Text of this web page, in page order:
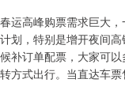
运高峰购票需求巨大
划，特别是增开夜间
补订单配票，大家可
方式出行。当直达车